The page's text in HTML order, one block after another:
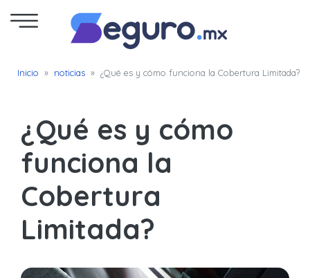
Seguro
Autos
Seguro
para
Motos
Cotizar
Seguro
Inicio » noticias » ¿Qué es y cómo funciona la Cobertura Limitada?
¿Qué es y cómo
funciona la
Cobertura
Limitada?